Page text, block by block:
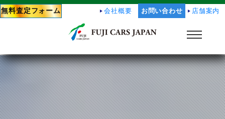
会社概要 お問い合わせ 店舗案内
無料査定フォーム